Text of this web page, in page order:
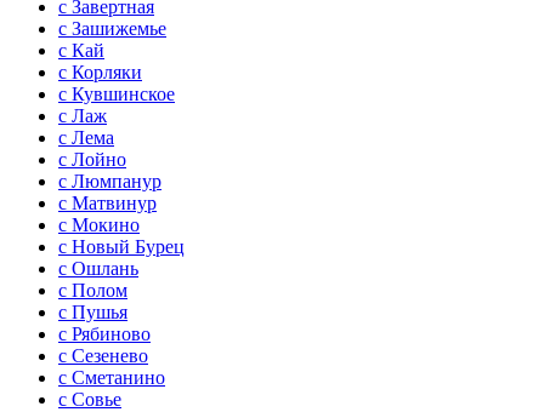
с Завертная
с Зашижемье
с Кай
с Корляки
с Кувшинское
с Лаж
с Лема
с Лойно
с Люмпанур
с Матвинур
с Мокино
с Новый Бурец
с Ошлань
с Полом
с Пушья
с Рябиново
с Сезенево
с Сметанино
с Совье